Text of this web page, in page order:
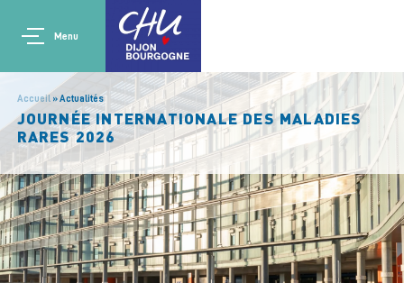
Aller au contenu principal
Main navigation
Menu
Accueil Actualités
JOURNÉE INTERNATIONALE DES MALADIES
RARES 2026
Panneau de gestion des cookies